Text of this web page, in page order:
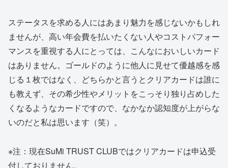
ステータスを求める人にはあまり魅力を感じないかもしれ
ませんが、高い年会費を払いたくない人やコストパフォー
マンスを重視する人にとっては、こんなにおいしいカード
はありません。ゴールドのように他人に見せて優越感を感
じる１枚ではなく、どちらかと言うとクリアカードは誰に
も教えず、その希少性やメリットをこっそり独り占めした
くなるようなカードですので、なかなか認知度が上がらな
いのだと私は思います（笑）。
※注：現在SuMi TRUST CLUBではクリアカードは申込受
付しておりません。